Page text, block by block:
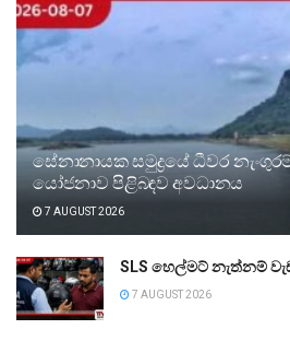
සේනානායක සමුද්‍රයේ ධීවර
යෝජනාව පිළිබඳව අවධානය
7 AUGUST 2026
SLS හෙල්මට් නැත්නම්
7 AUGUST 2026